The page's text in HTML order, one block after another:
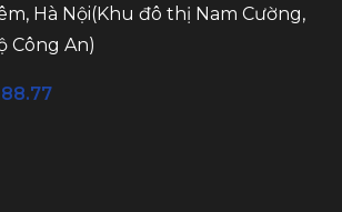
Hà Nội(Khu đô thị Nam Cường,
Công An)